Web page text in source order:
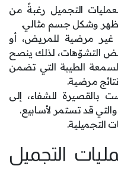
التجميل رغبةً من
وشكل جسم مثالي.
غير مرضية للمريض، أو
التشوّهات، لذلك ينصح
الطيبة التي تضمن
مرضية.
بالقصيرة للشفاء، إلى
قد تستمر لأسابيع.
التجميلية.
التجميل